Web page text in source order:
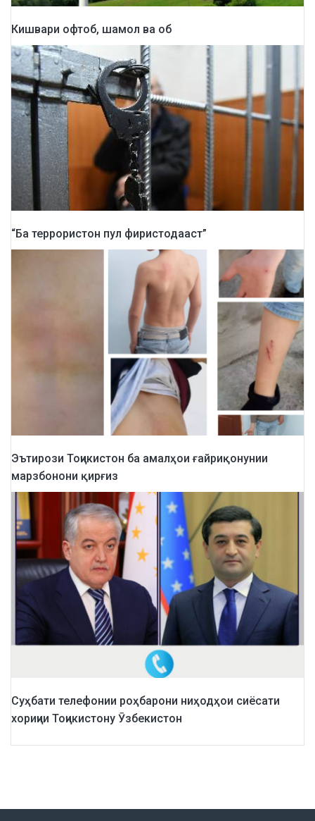
Кишвари офтоб, шамол ва об
“Ба террористон пул фиристодааст”
Эътирози Тоҷикистон ба амалҳои ғайриқонунии
марзбонони қирғиз
Суҳбати телефонии роҳбарони ниҳодҳои сиёсати
хориҷии Тоҷикистону Ӯзбекистон